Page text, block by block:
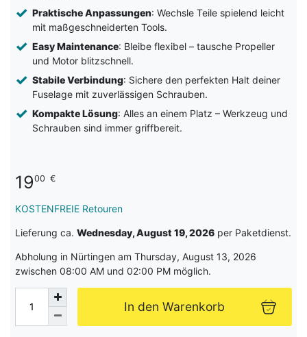
Praktische Anpassungen: Wechsle Teile spielend leicht
mit maßgeschneiderten Tools.
Easy Maintenance: Bleibe flexibel – tausche Propeller
und Motor blitzschnell.
Stabile Verbindung: Sichere den perfekten Halt deiner
Fuselage mit zuverlässigen Schrauben.
Kompakte Lösung: Alles an einem Platz – Werkzeug und
Schrauben sind immer griffbereit.
1900 €
KOSTENFREIE Retouren
Lieferung ca. Wednesday, August 19, 2026 per Paketdienst.
Abholung in Nürtingen am Thursday, August 13, 2026
zwischen 08:00 AM und 02:00 PM möglich.
In den Warenkorb